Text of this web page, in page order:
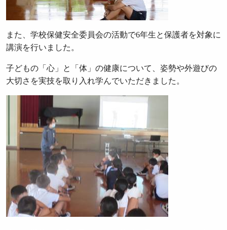
また、学校保健安全委員会の活動で6年生と保護者を対象に
講演を行いました。
子どもの「心」と「体」の健康について、姿勢や外遊びの
大切さを実技を取り入れ学んでいただきました。